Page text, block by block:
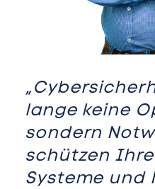
lange keine
sondern
schützen
Systeme und